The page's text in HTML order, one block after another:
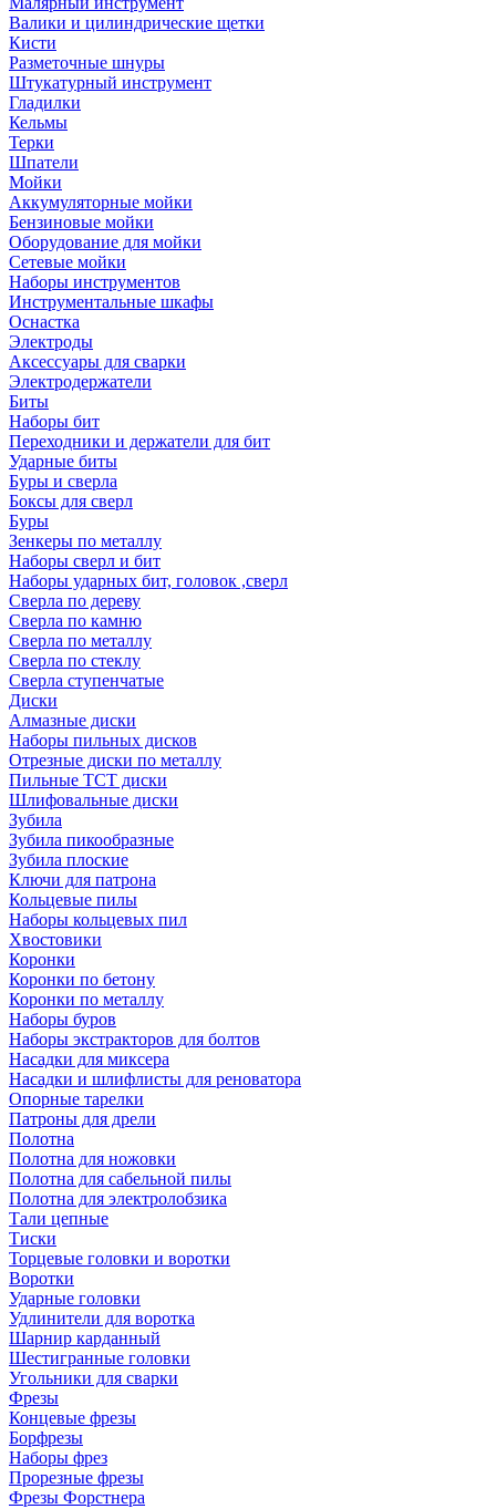
Валики и цилиндрические щетки
Кисти
Разметочные шнуры
Штукатурный инструмент
Гладилки
Кельмы
Терки
Шпатели
Мойки
Аккумуляторные мойки
Бензиновые мойки
Оборудование для мойки
Сетевые мойки
Наборы инструментов
Инструментальные шкафы
Оснастка
Электроды
Аксессуары для сварки
Электродержатели
Биты
Наборы бит
Переходники и держатели для бит
Ударные биты
Буры и сверла
Боксы для сверл
Буры
Зенкеры по металлу
Наборы сверл и бит
Наборы ударных бит, головок ,сверл
Сверла по дереву
Сверла по камню
Сверла по металлу
Сверла по стеклу
Сверла ступенчатые
Диски
Алмазные диски
Наборы пильных дисков
Отрезные диски по металлу
Пильные TCT диски
Шлифовальные диски
Зубила
Зубила пикообразные
Зубила плоские
Ключи для патрона
Кольцевые пилы
Наборы кольцевых пил
Хвостовики
Коронки
Коронки по бетону
Коронки по металлу
Наборы буров
Наборы экстракторов для болтов
Насадки для миксера
Насадки и шлифлисты для реноватора
Опорные тарелки
Патроны для дрели
Полотна
Полотна для ножовки
Полотна для сабельной пилы
Полотна для электролобзика
Тали цепные
Тиски
Торцевые головки и воротки
Воротки
Ударные головки
Удлинители для воротка
Шарнир карданный
Шестигранные головки
Угольники для сварки
Фрезы
Концевые фрезы
Борфрезы
Наборы фрез
Прорезные фрезы
Фрезы Форстнера